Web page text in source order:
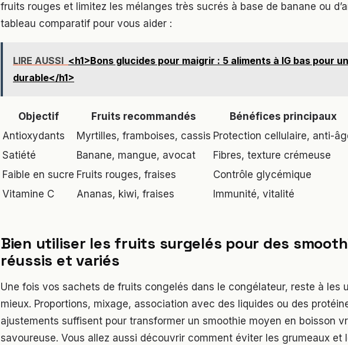
fruits rouges et limitez les mélanges très sucrés à base de banane ou
tableau comparatif pour vous aider :
LIRE AUSSI <h1>Bons glucides pour maigrir : 5 aliments à IG bas pour
durable</h1>
Objectif Fruits recommandés
Bénéfices principaux
Antioxydants
Myrtilles, framboises, cassis Protection cellulaire, anti-
Satiété
Banane, mangue, avocat
Fibres, texture crémeuse
Faible en sucre Fruits rouges, fraises
Contrôle glycémique
Vitamine C
Ananas, kiwi, fraises Immunité, vitalité
Bien utiliser les fruits surgelés pour des
réussis et variés
Une fois vos sachets de fruits congelés dans le congélateur, reste à les
mieux. Proportions, mixage, association avec des liquides ou des
ajustements suffisent pour transformer un smoothie moyen en boisson
savoureuse. Vous allez aussi découvrir comment éviter les grumeaux et